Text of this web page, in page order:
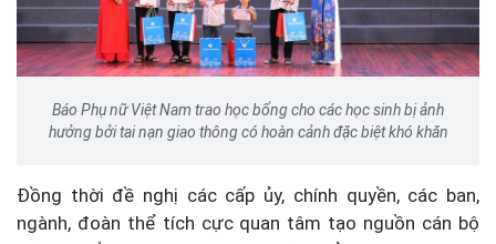
Báo Phụ nữ Việt Nam trao học bổng cho các học sinh bị ảnh
hưởng bởi tai nạn giao thông có hoàn cảnh đặc biệt khó khăn
Đồng thời đề nghị các cấp ủy, chính quyền, các ban,
ngành, đoàn thể tích cực quan tâm tạo nguồn cán bộ